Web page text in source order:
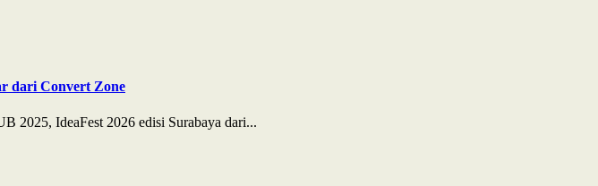
dari Convert Zone
2025, IdeaFest 2026 edisi Surabaya dari...